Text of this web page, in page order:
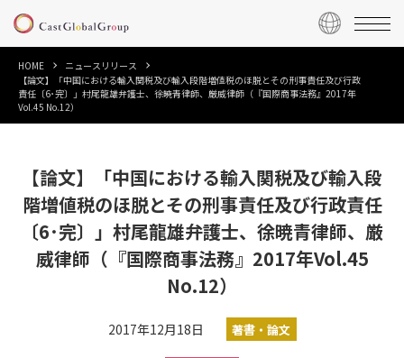
HOME
ニュースリリース
【論文】「中国における輸入関税及び輸入段階増値税のほ脱とその刑事責任及び行政
責任〔6･完〕」村尾龍雄弁護士、徐暁青律師、厳威律師（『国際商事法務』2017年
Vol.45 No.12）
【論文】「中国における輸入関税及び輸入段
階増値税のほ脱とその刑事責任及び行政責任
〔6･完〕」村尾龍雄弁護士、徐暁青律師、厳
威律師（『国際商事法務』2017年Vol.45
No.12）
2017年12月18日 著書・論文